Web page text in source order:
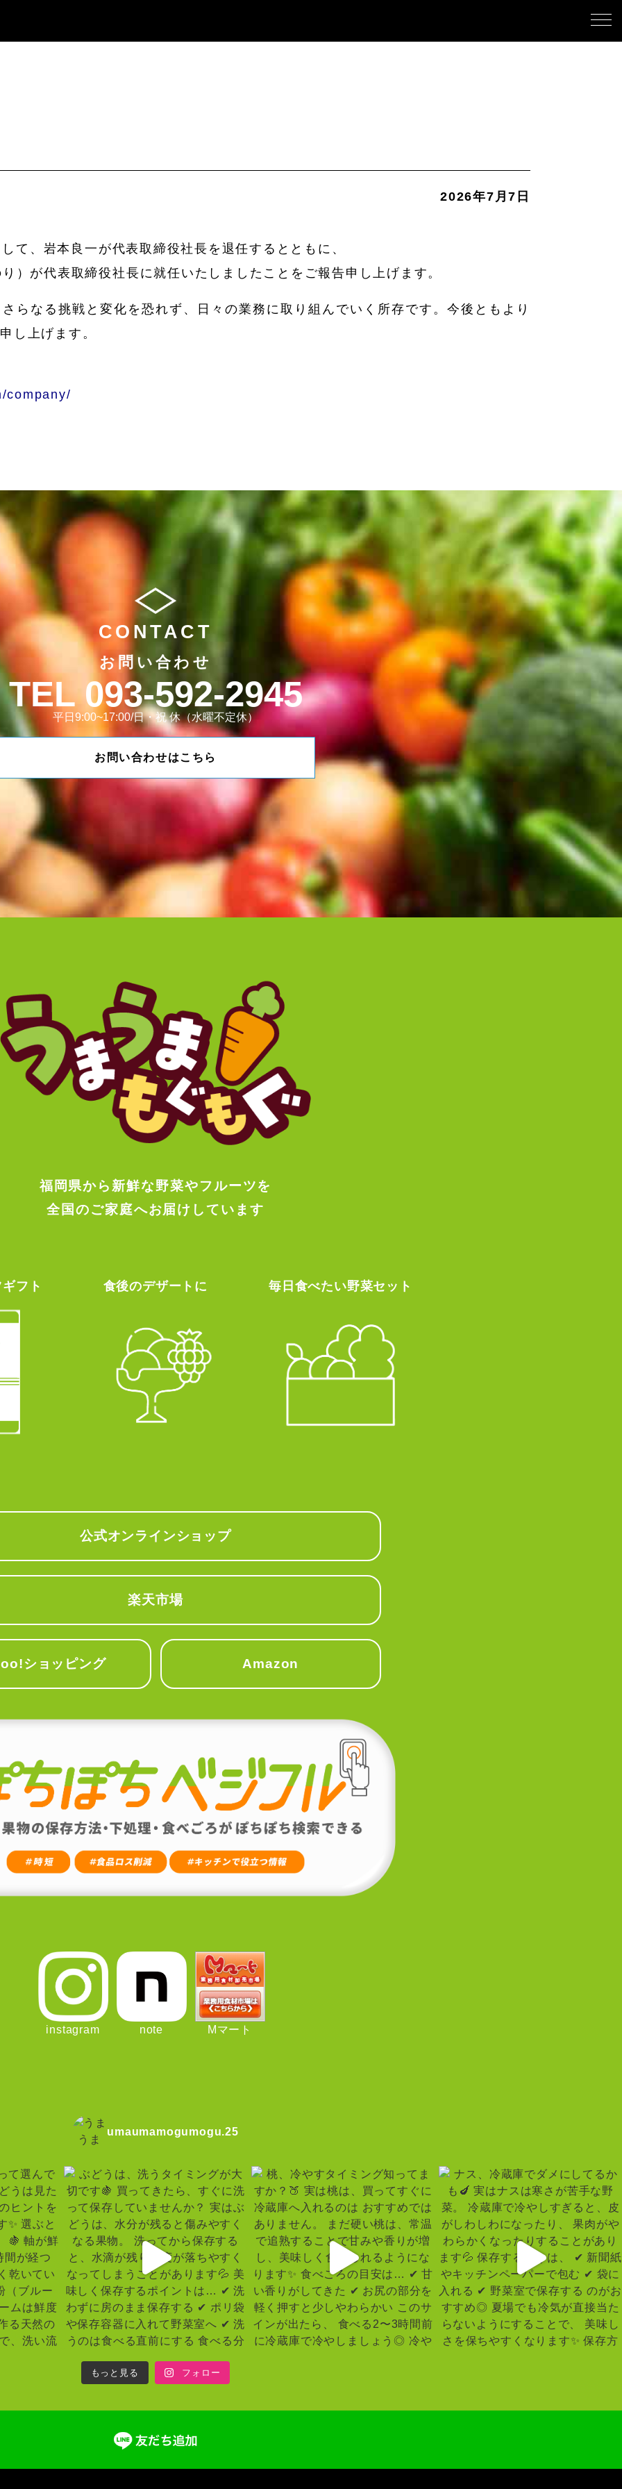
2026年7月7日
て、岩本良一が代表取締役社長を退任するとともに、
）が代表取締役社長に就任いたしましたことをご報告申し上げます。
らなる挑戦と変化を恐れず、日々の業務に取り組んでいく所存です。今後ともより
し上げます。
company/
CONTACT
お問い合わせ
093-592-2945
平日9:00~17:00/日・祝 休（水曜不定休）
お問い合わせはこちら
福岡県から新鮮な野菜やフルーツを
全国のご家庭へお届けしています
フト 食後のデザートに 毎日食べたい野菜セット
公式オンラインショップ
楽天市場
ショッピング Amazon
instagram note Mマート
umaumamogumogu.25
もっと見る フォロー